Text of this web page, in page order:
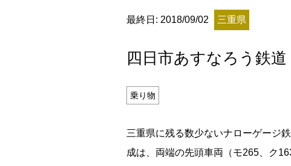
残り約1ヶ
※24時間以内
釧路市立柏木小学校 閉校
最終日: 2018/09/02 三重県
四日市あすなろう鉄
乗り物
三重県に残る数少ないナローゲージ
成は、両端の先頭車両（モ265、ク